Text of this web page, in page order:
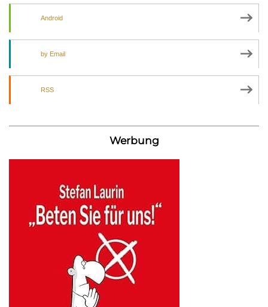
Android
by Email
RSS
Werbung